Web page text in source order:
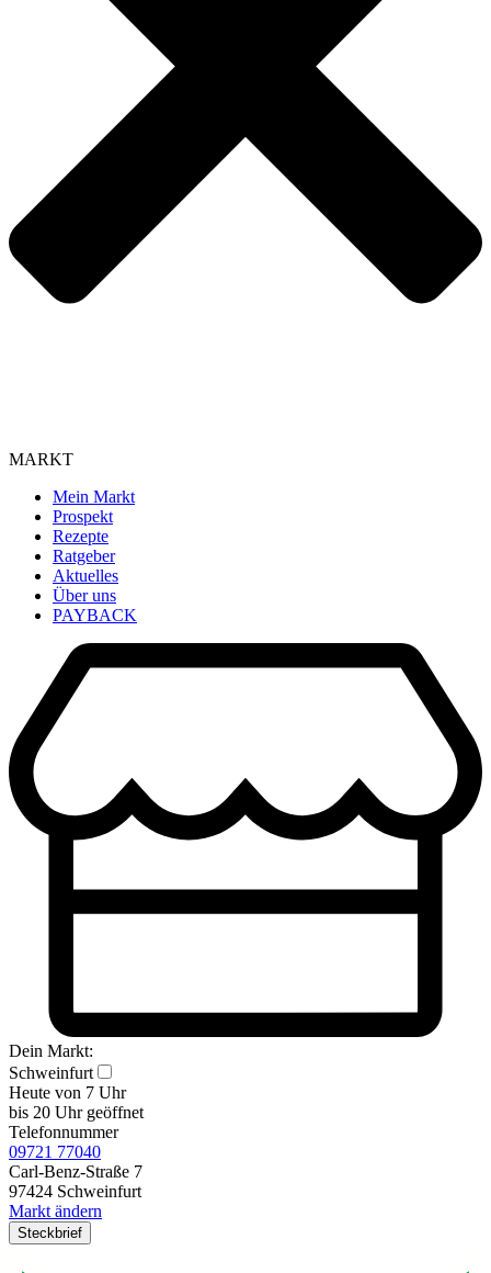
MARKT
Mein Markt
Prospekt
Rezepte
Ratgeber
Aktuelles
Über uns
PAYBACK
Dein Markt:
Schweinfurt
Heute von 7 Uhr
bis 20 Uhr geöffnet
Telefonnummer
09721 77040
Carl-Benz-Straße 7
97424 Schweinfurt
Markt ändern
Steckbrief